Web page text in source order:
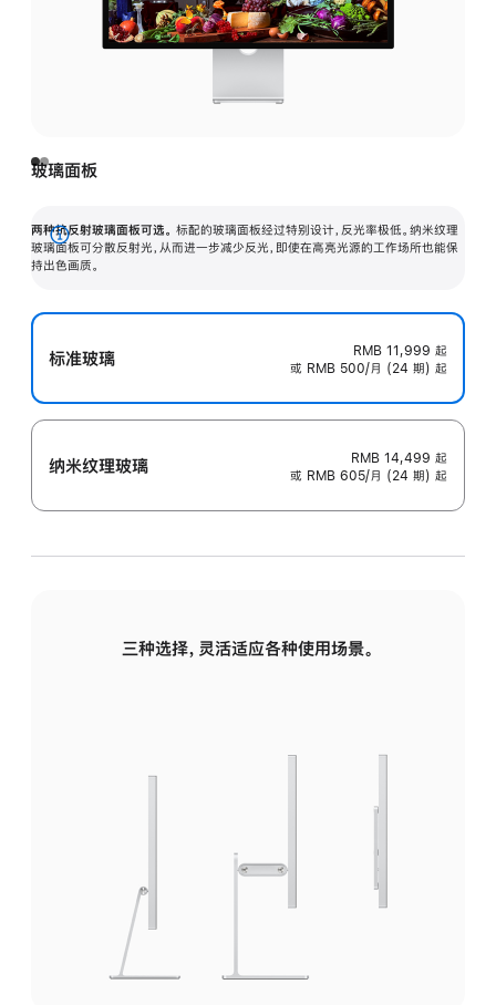
玻璃面板
两种抗反射玻璃面板可选。 标配的玻璃面板经过特别设计，反光率极低。纳米纹理
玻璃面板可分散反射光，从而进一步减少反光，即使在高亮光源的工作场所也能保
持出色画质。
展
开
标准玻璃 RMB 11,999 起
或 RMB 500/月 (24 期) 起
纳米纹理玻璃 RMB 14,499 起
或 RMB 605/月 (24 期) 起
三种选择，灵活适应各种使用场景。